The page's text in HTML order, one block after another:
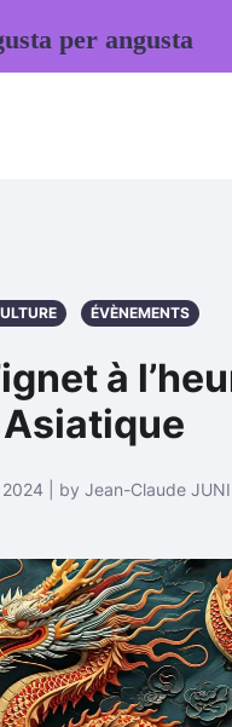
ÉVÈNEMENTS
à
Asiatique
| by Jean-Claude
per angusta